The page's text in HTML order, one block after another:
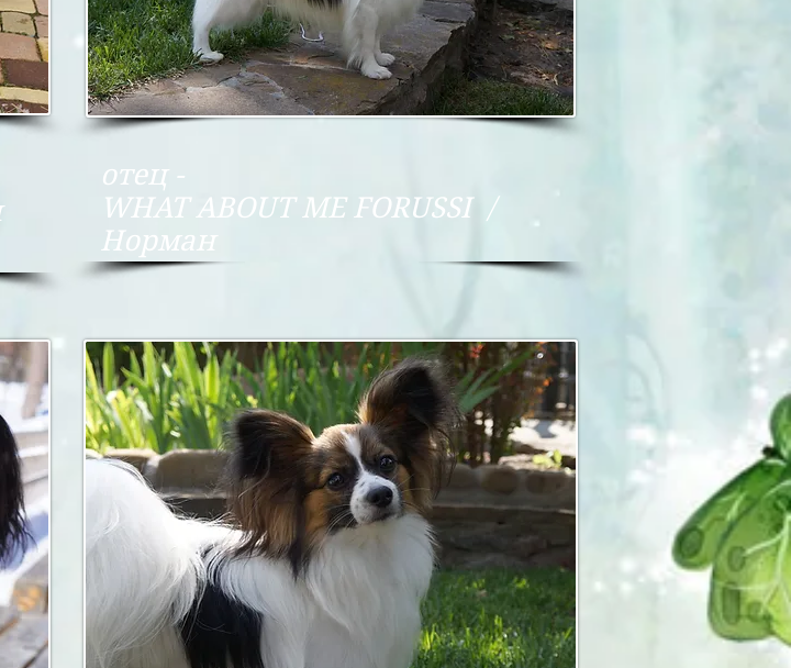
отец -
WHAT ABOUT ME FORUSSI /
Норман